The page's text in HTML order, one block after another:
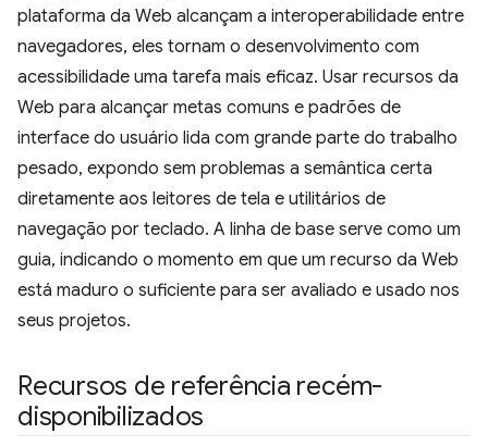
plataforma da Web alcançam a interoperabilidade entre
navegadores, eles tornam o desenvolvimento com
acessibilidade uma tarefa mais eficaz. Usar recursos da
Web para alcançar metas comuns e padrões de
interface do usuário lida com grande parte do trabalho
pesado, expondo sem problemas a semântica certa
diretamente aos leitores de tela e utilitários de
navegação por teclado. A linha de base serve como um
guia, indicando o momento em que um recurso da Web
está maduro o suficiente para ser avaliado e usado nos
seus projetos.
Recursos de referência recém-
disponibilizados